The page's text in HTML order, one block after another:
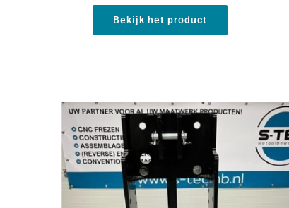
Bekijk het product
€950,00